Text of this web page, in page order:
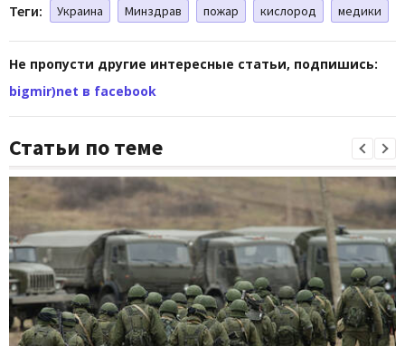
Теги: Украина Минздрав пожар кислород медики
Не пропусти другие интересные статьи, подпишись:
bigmir)net в facebook
Статьи по теме